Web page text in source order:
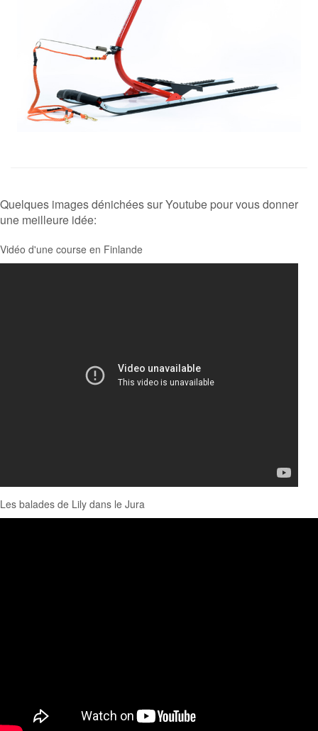
Quelques images dénichées sur Youtube pour vous donner
une meilleure idée:
Vidéo d'une course en Finlande
Les balades de Lily dans le Jura